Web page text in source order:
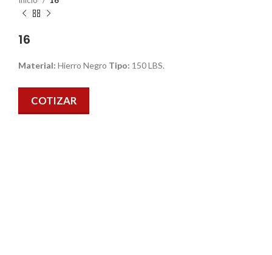
16
Material: Hierro Negro Tipo: 150 LBS.
COTIZAR